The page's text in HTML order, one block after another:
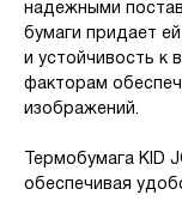
надежными
бумаги придает
и устойчивость к
факторам
изображений.
Термобумага KID
обеспечивая